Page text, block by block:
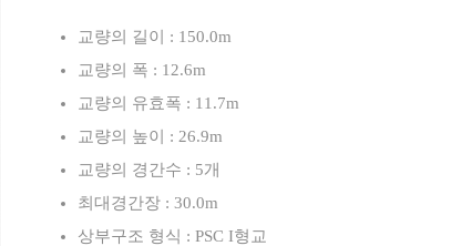
교량의 길이 : 150.0m
교량의 폭 : 12.6m
교량의 유효폭 : 11.7m
교량의 높이 : 26.9m
교량의 경간수 : 5개
최대경간장 : 30.0m
상부구조 형식 : PSC I형교